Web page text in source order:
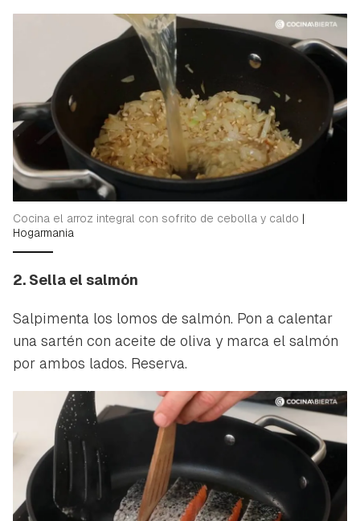
Cocina el arroz integral con sofrito de cebolla y caldo |
Hogarmania
2. Sella el salmón
Salpimenta los lomos de salmón. Pon a calentar
una sartén con aceite de oliva y marca el salmón
por ambos lados. Reserva.